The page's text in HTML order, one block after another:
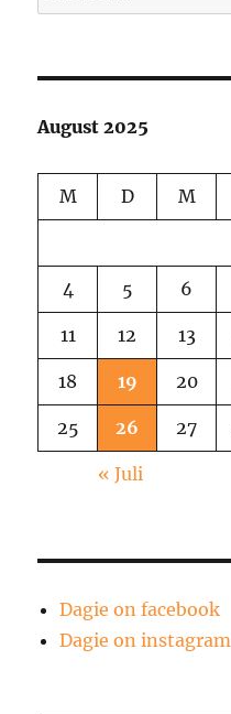
nach:
August 2025
M D M
4 5 6
11 12 13
18 19 20
25 26 27
« Juli
Dagie on facebook
Dagie on instagram